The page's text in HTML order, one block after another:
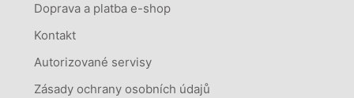
Doprava a platba e-shop
Kontakt
Autorizované servisy
Zásady ochrany osobních údajů